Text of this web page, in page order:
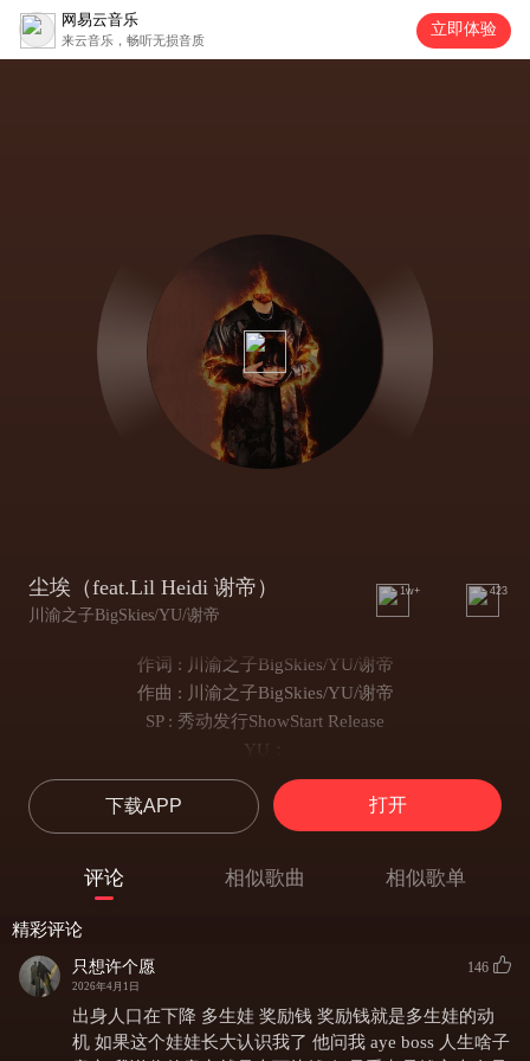
网易云音乐
来云音乐，畅听无损音质
立即体验
尘埃（feat.Lil Heidi 谢帝）
川渝之子BigSkies/YU/谢帝
1w+ 423
作词 : 川渝之子BigSkies/YU/谢帝
作曲 : 川渝之子BigSkies/YU/谢帝
SP : 秀动发行ShowStart Release
YU：
Could u tell me what u search for？
Don't mind me I will die I will die on the low
Could u tell me what u waiting for？
BigSkies：
人民的心脏都变成了黑色
人性的底线它变成了手段
下载APP 打开
评论 相似歌曲 相似歌单
精彩评论
只想许个愿
2026年4月1日
146
出身人口在下降 多生娃 奖励钱 奖励钱就是多生娃的动
机 如果这个娃娃长大认识我了 他问我 aye boss 人生啥子